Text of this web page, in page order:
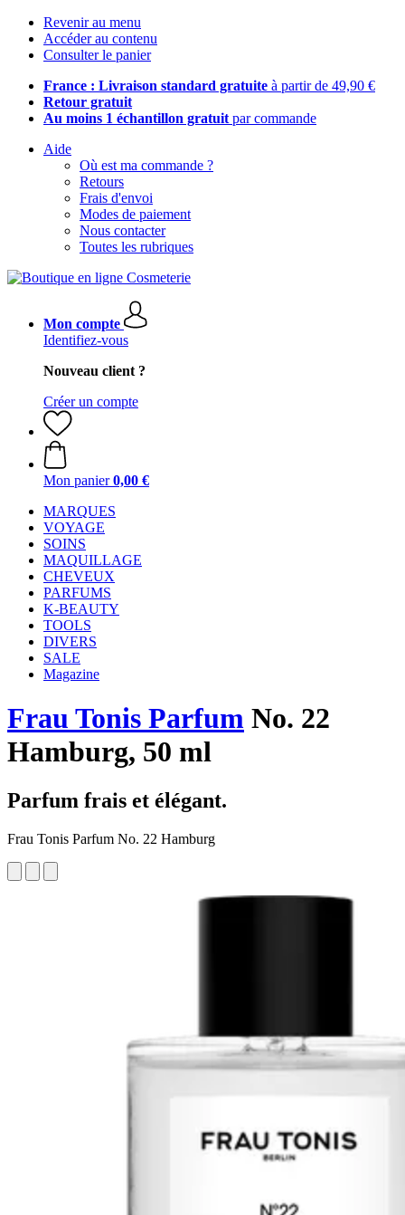
Revenir au menu
Accéder au contenu
Consulter le panier
France : Livraison standard gratuite à partir de 49,90 €
Retour gratuit
Au moins 1 échantillon gratuit par commande
Aide
Où est ma commande ?
Retours
Frais d'envoi
Modes de paiement
Nous contacter
Toutes les rubriques
Mon compte
Identifiez-vous
Nouveau client ?
Créer un compte
Mon panier 0,00 €
MARQUES
VOYAGE
SOINS
MAQUILLAGE
CHEVEUX
PARFUMS
K-BEAUTY
TOOLS
DIVERS
SALE
Magazine
Frau Tonis Parfum No. 22
Hamburg, 50 ml
Parfum frais et élégant.
Frau Tonis Parfum No. 22 Hamburg